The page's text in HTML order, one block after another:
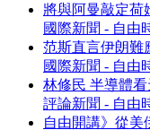
將與阿曼敲定荷
國際新聞 - 自由
范斯直言伊朗難
國際新聞 - 自由
林修民 半導體
評論新聞 - 自由
自由開講》從美